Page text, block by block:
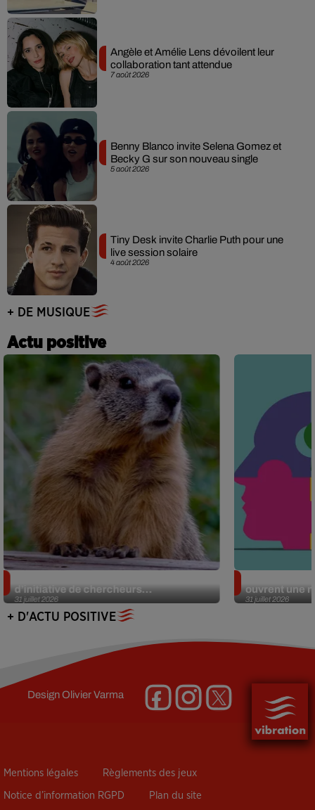
7 août 2026
Angèle et Amélie Lens dévoilent leur
collaboration tant attendue
5 août 2026
Benny Blanco invite Selena Gomez et
Becky G sur son nouveau single
4 août 2026
Tiny Desk invite Charlie Puth pour une
live session solaire
+ DE MUSIQUE
Actu positive
31 juillet 2026
d’initiative de chercheurs...
31 juillet 2026
ouvrent une
+ D'ACTU POSITIVE
DesignOlivier Varma
Mentions légales Règlements des jeux
Notice d’information RGPD Plan du site